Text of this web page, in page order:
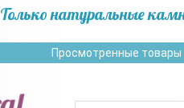
Только натуральные
Просмотренные товары